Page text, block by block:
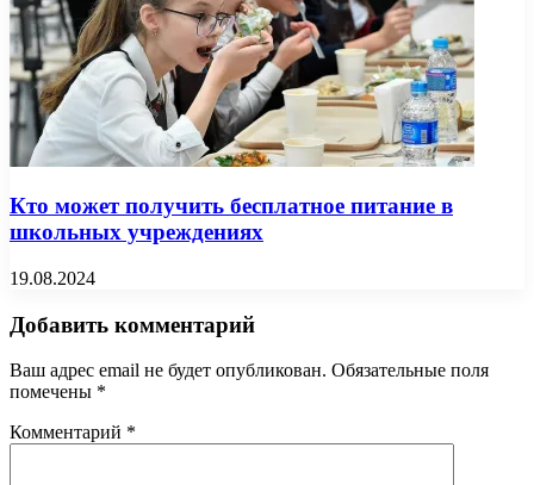
Кто может получить бесплатное питание в
школьных учреждениях
19.08.2024
Добавить комментарий
Ваш адрес email не будет опубликован. Обязательные поля
помечены *
Комментарий *